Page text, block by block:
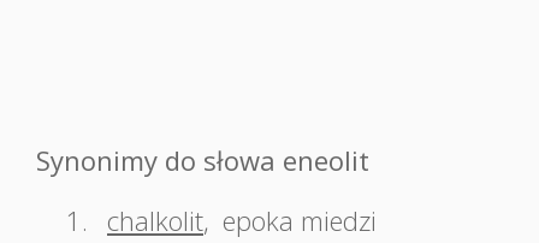
Synonimy do słowa eneolit
1.
chalkolit, epoka miedzi